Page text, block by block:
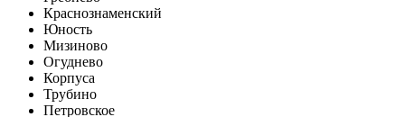
Краснознаменский
Юность
Мизиново
Огуднево
Корпуса
Трубино
Петровское